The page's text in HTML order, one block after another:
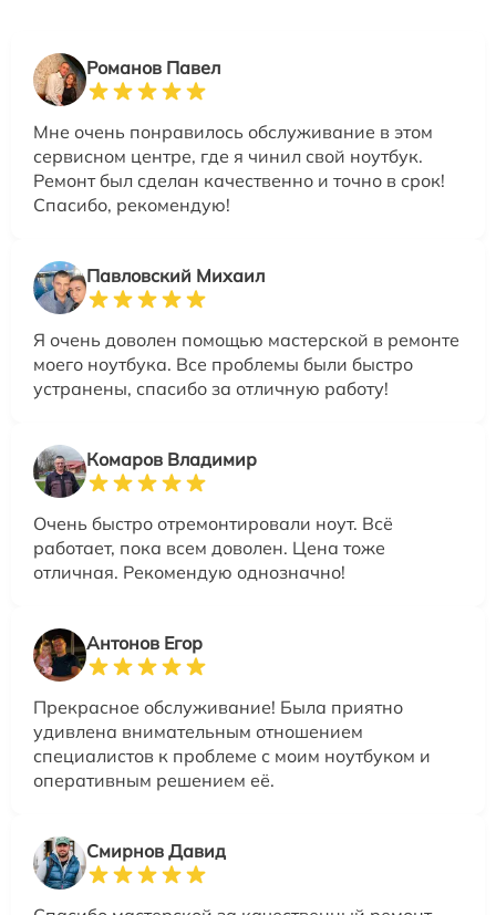
Романов Павел
Мне очень понравилось обслуживание в этом
сервисном центре, где я чинил свой ноутбук.
Ремонт был сделан качественно и точно в срок!
Спасибо, рекомендую!
Павловский Михаил
Я очень доволен помощью мастерской в ремонте
моего ноутбука. Все проблемы были быстро
устранены, спасибо за отличную работу!
Комаров Владимир
Очень быстро отремонтировали ноут. Всё
работает, пока всем доволен. Цена тоже
отличная. Рекомендую однозначно!
Антонов Егор
Прекрасное обслуживание! Была приятно
удивлена внимательным отношением
специалистов к проблеме с моим ноутбуком и
оперативным решением её.
Смирнов Давид